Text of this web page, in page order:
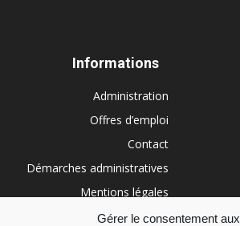
Gérer le consentement aux
Informations
Administration
Offres d’emploi
Contact
Démarches administratives
Mentions légales
Conditions générales